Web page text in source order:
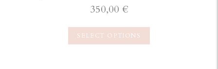
350,00 €
SELECT OPTIONS